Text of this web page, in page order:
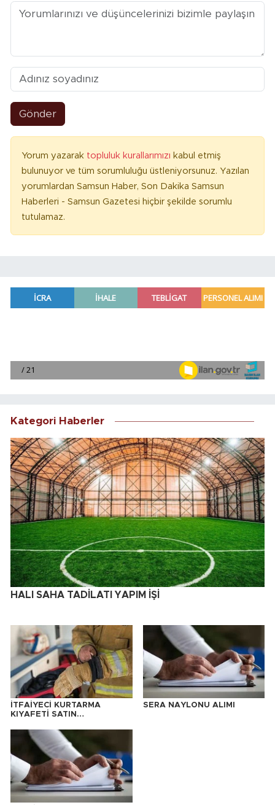
Gönder
Yorum yazarak topluluk kurallarımızı kabul etmiş
bulunuyor ve tüm sorumluluğu üstleniyorsunuz. Yazılan
yorumlardan Samsun Haber, Son Dakika Samsun
Haberleri - Samsun Gazetesi hiçbir şekilde sorumlu
tutulamaz.
Kategori Haberler
HALI SAHA TADİLATI YAPIM İŞİ
İTFAİYECİ KURTARMA
KIYAFETİ SATIN
SERA NAYLONU ALIMI